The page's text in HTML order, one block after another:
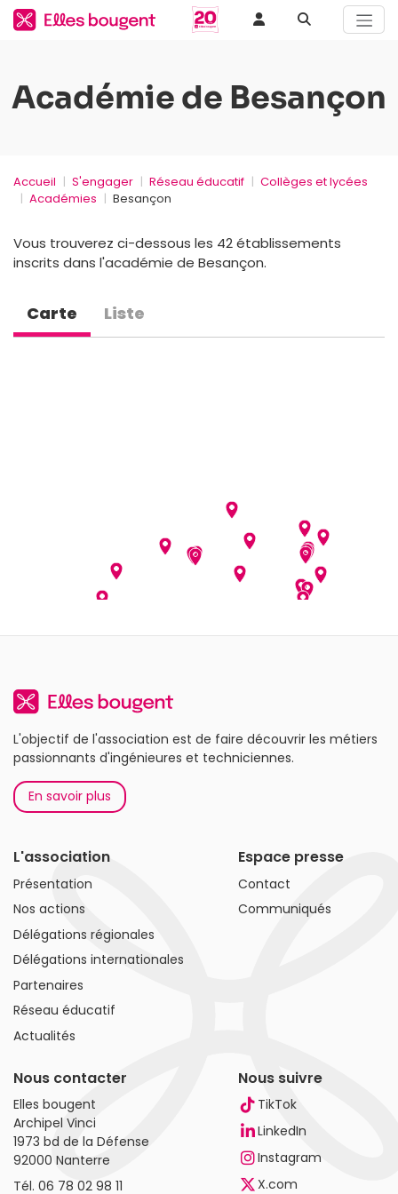
Académie de Besançon
Accueil S'engager Réseau éducatif
Collèges et lycées
Académies
Besançon
Vous trouverez ci-dessous les 42 établissements
inscrits dans l'académie de Besançon.
Carte Liste
L'objectif de l'association est de faire découvrir les métiers
passionnants d'ingénieures et techniciennes.
En savoir plus
L'association
Présentation
Nos actions
Délégations régionales
Délégations internationales
Partenaires
Réseau éducatif
Actualités
Espace presse
Contact
Communiqués
Nous contacter
Elles bougent
Archipel Vinci
1973 bd de la Défense
92000 Nanterre
Tél. 06 78 02 98 11
Nous suivre
TikTok
LinkedIn
Instagram
X.com